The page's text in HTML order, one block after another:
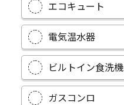
エコキュート
電気温水器
ビルトイン食洗機
ガスコンロ